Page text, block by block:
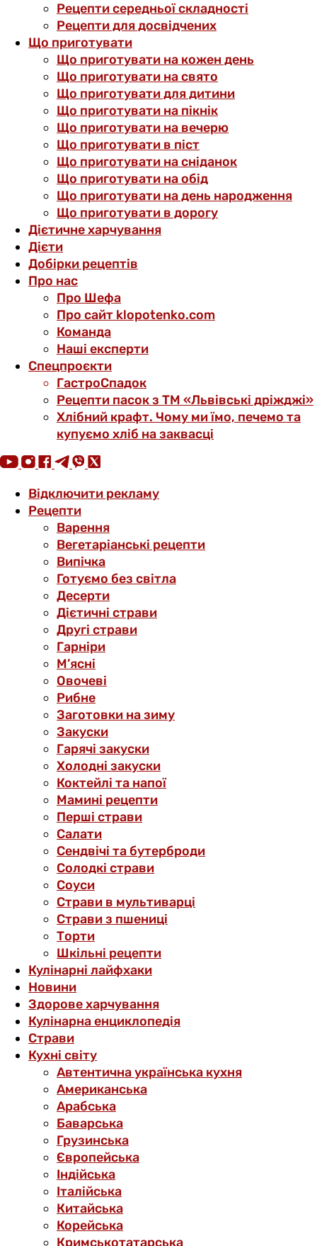
Рецепти середньої складності
Рецепти для досвідчених
Що приготувати
Що приготувати на кожен день
Що приготувати на свято
Що приготувати для дитини
Що приготувати на пікнік
Що приготувати на вечерю
Що приготувати в піст
Що приготувати на сніданок
Що приготувати на обід
Що приготувати на день народження
Що приготувати в дорогу
Дієтичне харчування
Дієти
Добірки рецептів
Про нас
Про Шефа
Про сайт klopotenko.com
Команда
Наші експерти
Спецпроєкти
ГастроСпадок
Рецепти пасок з ТМ «Львівські дріжджі»
Хлібний крафт. Чому ми їмо, печемо та
купуємо хліб на заквасці
Відключити рекламу
Рецепти
Варення
Вегетаріанські рецепти
Випічка
Готуємо без світла
Десерти
Дієтичні страви
Другі страви
Гарніри
М’ясні
Овочеві
Рибне
Заготовки на зиму
Закуски
Гарячі закуски
Холодні закуски
Коктейлі та напої
Мамині рецепти
Перші страви
Салати
Сендвічі та бутерброди
Солодкі страви
Соуси
Страви в мультиварці
Страви з пшениці
Торти
Шкільні рецепти
Кулінарні лайфхаки
Новини
Здорове харчування
Кулінарна енциклопедія
Страви
Кухні світу
Автентична українська кухня
Американська
Арабська
Баварська
Грузинська
Європейська
Індійська
Італійська
Китайська
Корейська
Кримськотатарська